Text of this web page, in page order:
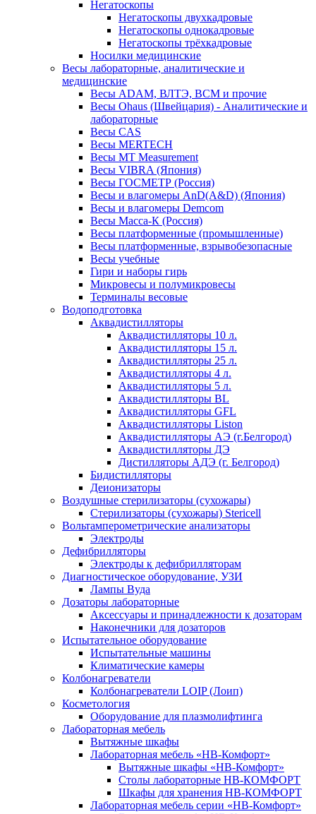
Негатоскопы
Негатоскопы двухкадровые
Негатоскопы однокадровые
Негатоскопы трёхкадровые
Носилки медицинские
Весы лабораторные, аналитические и
медицинские
Весы ADAM, ВЛТЭ, BCM и прочие
Весы Ohaus (Швейцария) - Аналитические и
лабораторные
Весы CAS
Весы MERTECH
Весы MT Measurement
Весы VIBRA (Япония)
Весы ГОСМЕТР (Россия)
Весы и влагомеры AnD(A&D) (Япония)
Весы и влагомеры Demcom
Весы Масса-К (Россия)
Весы платформенные (промышленные)
Весы платформенные, взрывобезопасные
Весы учебные
Гири и наборы гирь
Микровесы и полумикровесы
Терминалы весовые
Водоподготовка
Аквадистилляторы
Аквадистилляторы 10 л.
Аквадистилляторы 15 л.
Аквадистилляторы 25 л.
Аквадистилляторы 4 л.
Аквадистилляторы 5 л.
Аквадистилляторы BL
Аквадистилляторы GFL
Аквадистилляторы Liston
Аквадистилляторы АЭ (г.Белгород)
Аквадистилляторы ДЭ
Дистилляторы АДЭ (г. Белгород)
Бидистилляторы
Деионизаторы
Воздушные стерилизаторы (сухожары)
Стерилизаторы (сухожары) Stericell
Вольтамперометрические анализаторы
Электроды
Дефибрилляторы
Электроды к дефибрилляторам
Диагностическое оборудование, УЗИ
Лампы Вуда
Дозаторы лабораторные
Аксессуары и принадлежности к дозаторам
Наконечники для дозаторов
Испытательное оборудование
Испытательные машины
Климатические камеры
Колбонагреватели
Колбонагреватели LOIP (Лоип)
Косметология
Оборудование для плазмолифтинга
Лабораторная мебель
Вытяжные шкафы
Лабораторная мебель «НВ-Комфорт»
Вытяжные шкафы «НВ-Комфорт»
Столы лабораторные НВ-КОМФОРТ
Шкафы для хранения НВ-КОМФОРТ
Лабораторная мебель серии «НВ-Комфорт»